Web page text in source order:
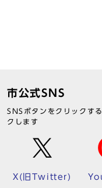
市公式SNS
SNSボタンをクリックす
クします
X(旧Twitter)